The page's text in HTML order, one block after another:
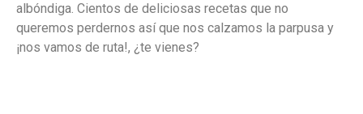
albóndiga. Cientos de deliciosas recetas que no
queremos perdernos así que nos calzamos la parpusa y
¡nos vamos de ruta!, ¿te vienes?